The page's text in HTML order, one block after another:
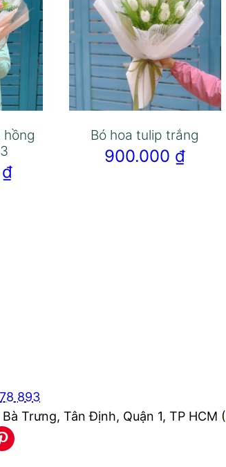
hồng
₫
Bó hoa tulip trắng
900.000 ₫
893
Trưng, Tân Định, Quận 1, TP HCM (